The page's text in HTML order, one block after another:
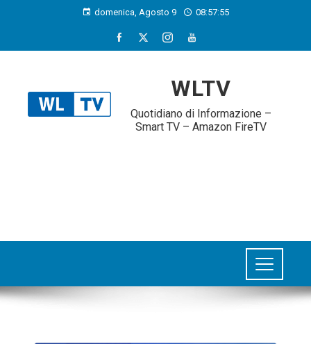
domenica, Agosto 9 08:57:56
WLTV
Quotidiano di Informazione –
Smart TV – Amazon FireTV